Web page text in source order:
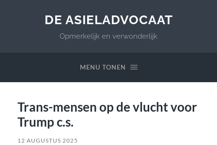
DE ASIELADVOCAAT
Opmerkelijk en verwonderlijk
MENU TONEN
Trans-mensen op de vlucht voor
Trump c.s.
12 AUGUSTUS 2025